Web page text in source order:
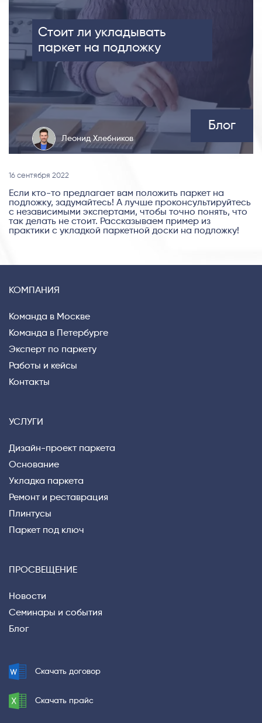
Стоит ли укладывать
паркет на подложку
Леонид Хлебников
Блог
16 сентября 2022
Если кто-то предлагает вам положить паркет на
подложку, задумайтесь! А лучше проконсультируйтесь
с независимыми экспертами, чтобы точно понять, что
так делать не стоит. Рассказываем пример из
практики с укладкой паркетной доски на подложку!
КОМПАНИЯ
Команда в Москве
Команда в Петербурге
Эксперт по паркету
Работы и кейсы
Контакты
УСЛУГИ
Дизайн-проект паркета
Основание
Укладка паркета
Ремонт и реставрация
Плинтусы
Паркет под ключ
ПРОСВЕЩЕНИЕ
Новости
Семинары и события
Блог
Скачать договор
Скачать прайс